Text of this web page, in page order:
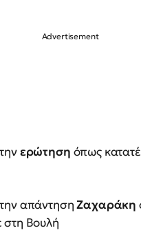
τηνερώτηση όπως
την απάντησηΖαχαράκη
στη Βουλή